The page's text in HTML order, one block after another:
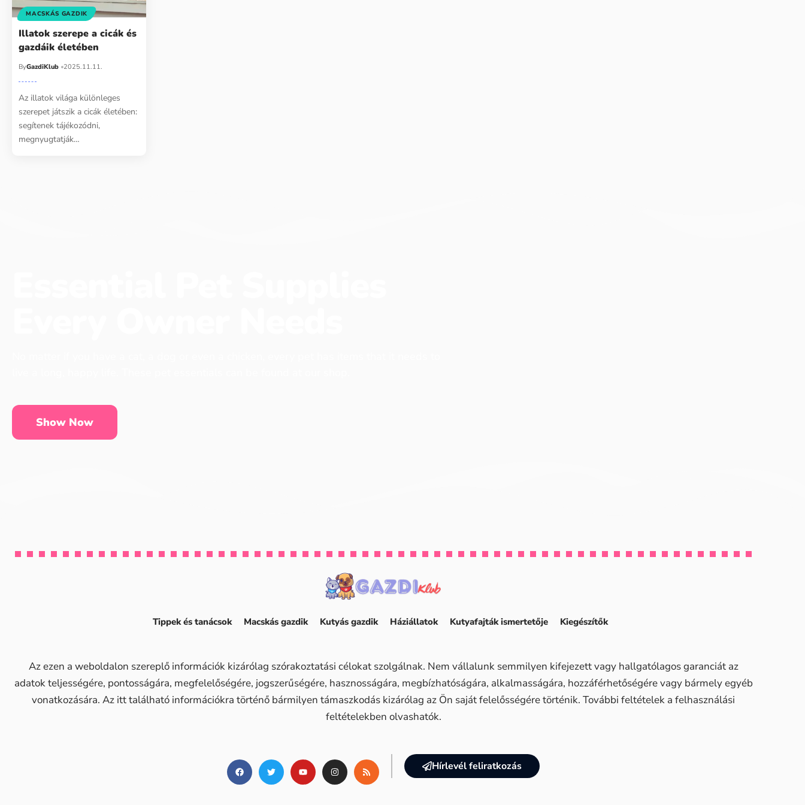
MACSKÁS GAZDIK
Illatok szerepe a cicák és
gazdáik életében
ByGazdiKlub 2025.11.11.
Az illatok világa különleges
szerepet játszik a cicák életében:
segítenek tájékozódni,
megnyugtatják…
Show Now
Tippek és tanácsok Macskás gazdik Kutyás gazdik Háziállatok Kutyafajták ismertetője Kiegészítők
Az ezen a weboldalon szereplő információk kizárólag szórakoztatási célokat szolgálnak. Nem vállalunk semmilyen kifejezett vagy hallgatólagos garanciát az
adatok teljességére, pontosságára, megfelelőségére, jogszerűségére, hasznosságára, megbízhatóságára, alkalmasságára, hozzáférhetőségére vagy bármely egyéb
vonatkozására. Az itt található információkra történő bármilyen támaszkodás kizárólag az Ön saját felelősségére történik. További feltételek a felhasználási
feltételekben olvashatók.
Hírlevél feliratkozás